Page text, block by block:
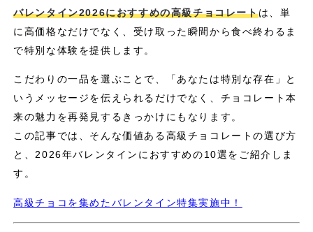
バレンタイン2026におすすめの高級チョコレートは、単
に高価格なだけでなく、受け取った瞬間から食べ終わるま
で特別な体験を提供します。
こだわりの一品を選ぶことで、「あなたは特別な存在」と
いうメッセージを伝えられるだけでなく、チョコレート本
来の魅力を再発見するきっかけにもなります。
この記事では、そんな価値ある高級チョコレートの選び方
と、2026年バレンタインにおすすめの10選をご紹介しま
す。
高級チョコを集めたバレンタイン特集実施中！